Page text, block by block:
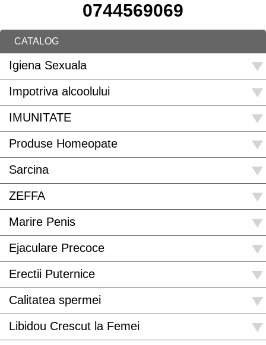
0744569069
CATALOG
Igiena Sexuala
Impotriva alcoolului
IMUNITATE
Produse Homeopate
Sarcina
ZEFFA
Marire Penis
Ejaculare Precoce
Erectii Puternice
Calitatea spermei
Libidou Crescut la Femei